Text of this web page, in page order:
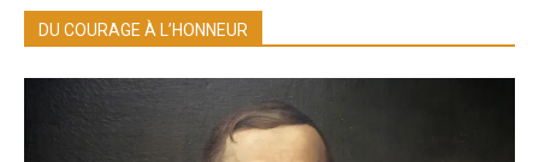
DU COURAGE À L’HONNEUR